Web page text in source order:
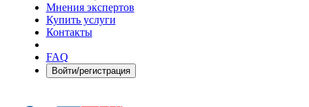
Мнения экспертов
Купить услуги
Контакты
FAQ
Войти/регистрация